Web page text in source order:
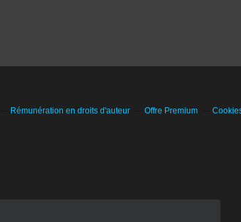
Rémunération en droits d'auteur Offre Premium